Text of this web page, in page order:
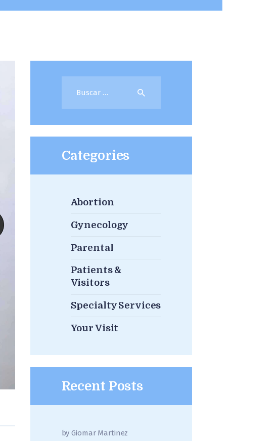
logo_head2
Categories
Abortion
Gynecology
Parental
Patients &
Visitors
Specialty Services
Your Visit
Recent Posts
byGiomar Martinez